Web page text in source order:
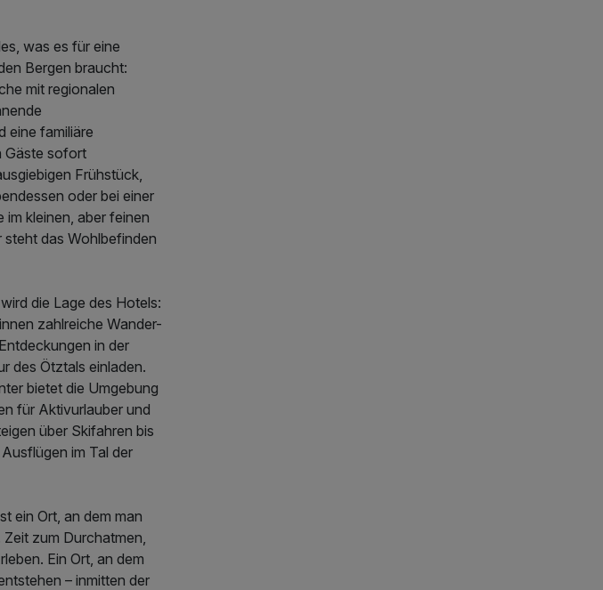
was es für eine
Bergen braucht:
mit regionalen
eine familiäre
Gäste sofort
Frühstück,
oder bei einer
kleinen, aber feinen
steht das Wohlbefinden
die Lage des Hotels:
zahlreiche Wander-
in der
des Ötztals einladen.
bietet die Umgebung
für Aktivurlauber und
über Skifahren bis
im Tal der
ein Ort, an dem man
zum Durchatmen,
Ein Ort, an dem
– inmitten der